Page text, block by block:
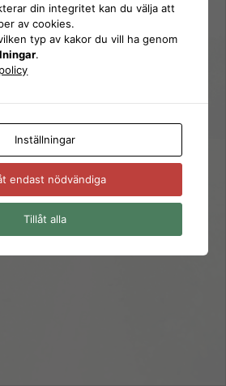
ditt lösenord?
Gå till SD Gävle
din integritet kan du välja att
av cookies.
typ av kakor du vill ha genom
.
Inställningar
endast nödvändiga
Tillåt alla